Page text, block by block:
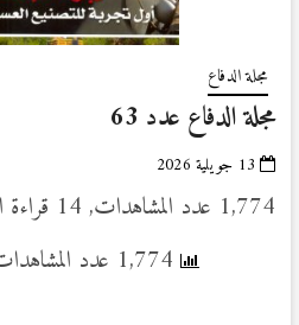
مجلة الدفاع
مجلة الدفاع عدد 63
13 جويلية 2026
1,774 عدد المشاهدات, 14 قراءة اليوم
1,774 عدد المشاهدات, 14 قراءة اليوم